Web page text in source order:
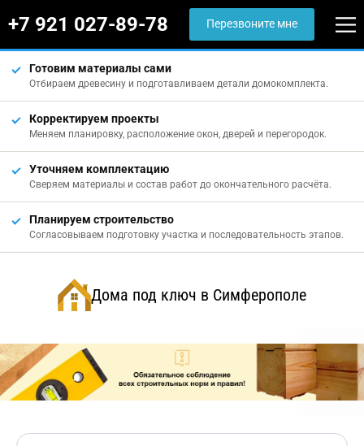
+7 921 027-89-78 Перезвоните мне
Готовим материалы сами
Отбираем древесину и подготавливаем детали домокомплекта.
Корректируем проекты
Меняем планировку, расположение окон, дверей и перегородок.
Уточняем комплектацию
Сверяем материалы и состав работ до окончательного расчёта.
Планируем строительство
Согласовываем подготовку участка и последовательность этапов.
Дома под ключ в Симферополе